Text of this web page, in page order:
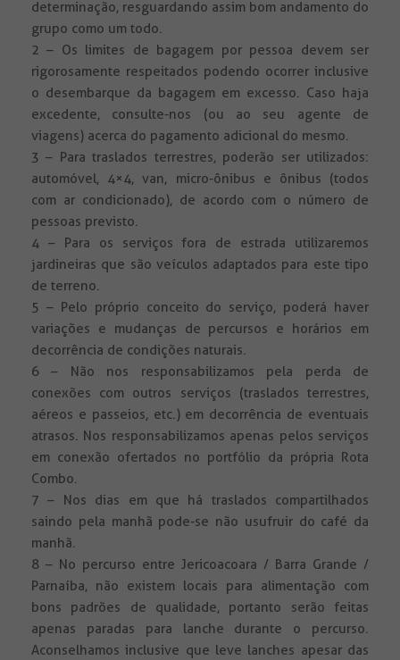
determinação, resguardando assim bom andamento do
grupo como um todo.
2 – Os limites de bagagem por pessoa devem ser
rigorosamente respeitados podendo ocorrer inclusive
o desembarque da bagagem em excesso. Caso haja
excedente, consulte-nos (ou ao seu agente de
viagens) acerca do pagamento adicional do mesmo.
3 – Para traslados terrestres, poderão ser utilizados:
automóvel, 4×4, van, micro-ônibus e ônibus (todos
com ar condicionado), de acordo com o número de
pessoas previsto.
4 – Para os serviços fora de estrada utilizaremos
jardineiras que são veículos adaptados para este tipo
de terreno.
5 – Pelo próprio conceito do serviço, poderá haver
variações e mudanças de percursos e horários em
decorrência de condições naturais.
6 – Não nos responsabilizamos pela perda de
conexões com outros serviços (traslados terrestres,
aéreos e passeios, etc.) em decorrência de eventuais
atrasos. Nos responsabilizamos apenas pelos serviços
em conexão ofertados no portfólio da própria Rota
Combo.
7 – Nos dias em que há traslados compartilhados
saindo pela manhã pode-se não usufruir do café da
manhã.
8 – No percurso entre Jericoacoara / Barra Grande /
Parnaíba, não existem locais para alimentação com
bons padrões de qualidade, portanto serão feitas
apenas paradas para lanche durante o percurso.
Aconselhamos inclusive que leve lanches apesar das